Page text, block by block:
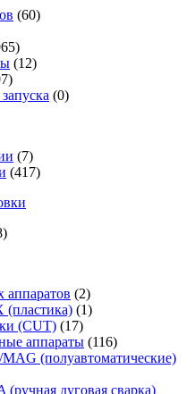
(60)
(12)
(0)
(7)
(417)
аппаратов (2)
(1)
(CUT) (17)
аппараты (116)
(полуавтоматические)
дуговая сварка)